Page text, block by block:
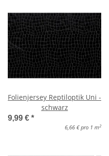
Folienjersey Reptiloptik Uni -
schwarz
9,99 € *
6,66 € pro 1 m 2